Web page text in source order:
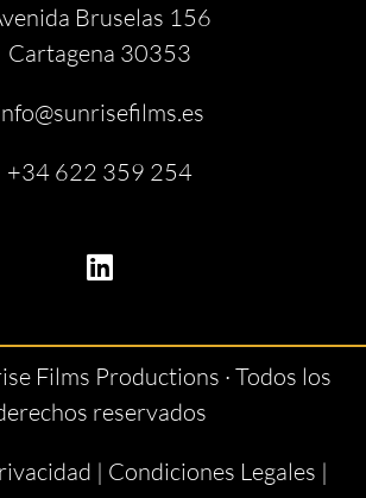
Bruselas 156
Cartagena 30353
+34 622 359 254
Films Productions · Todos los
reservados
| Condiciones Legales |